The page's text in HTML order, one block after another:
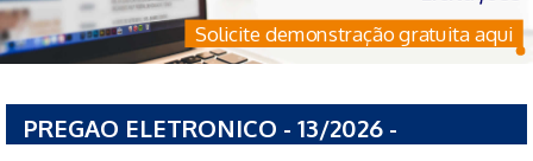
Solicite demonstração gratuita aqui
PREGAO ELETRONICO - 13/2026 -